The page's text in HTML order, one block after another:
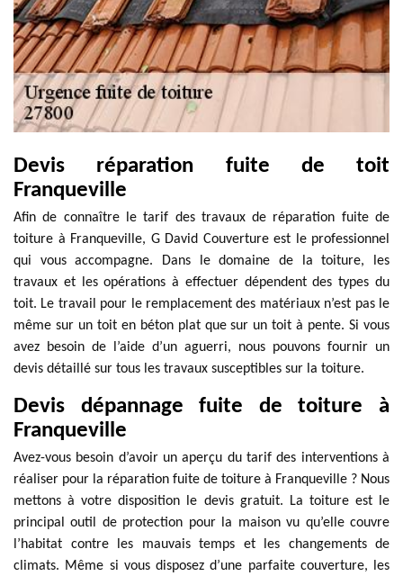
Devis réparation fuite de toit
Franqueville
Afin de connaître le tarif des travaux de réparation fuite de
toiture à Franqueville, G David Couverture est le professionnel
qui vous accompagne. Dans le domaine de la toiture, les
travaux et les opérations à effectuer dépendent des types du
toit. Le travail pour le remplacement des matériaux n’est pas le
même sur un toit en béton plat que sur un toit à pente. Si vous
avez besoin de l’aide d’un aguerri, nous pouvons fournir un
devis détaillé sur tous les travaux susceptibles sur la toiture.
Devis dépannage fuite de toiture à
Franqueville
Avez-vous besoin d’avoir un aperçu du tarif des interventions à
réaliser pour la réparation fuite de toiture à Franqueville ? Nous
mettons à votre disposition le devis gratuit. La toiture est le
principal outil de protection pour la maison vu qu’elle couvre
l’habitat contre les mauvais temps et les changements de
climats. Même si vous disposez d’une parfaite couverture, les